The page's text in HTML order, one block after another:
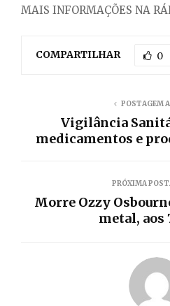
MAIS INFORMAÇÕES NA
COMPARTILHAR 0
POSTAGEM
Vigilância
medicamentos e
PRÓXIMA
Morre Ozzy
metal, aos